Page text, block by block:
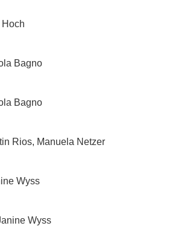
Bagno
Bagno
Rios, Manuela Netzer
Wyss
Wyss